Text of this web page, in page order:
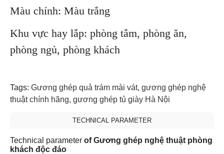
Màu chính: Màu trắng
Khu vực hay lắp: phòng tắm, phòng ăn,
phòng ngủ, phòng khách
Tags: Gương ghép quả trám mài vát, gương ghép nghệ
thuật chính hãng, gương ghép tủ giày Hà Nội
TECHNICAL PARAMETER
Technical parameter of Gương ghép nghệ thuật phòng
khách độc đáo